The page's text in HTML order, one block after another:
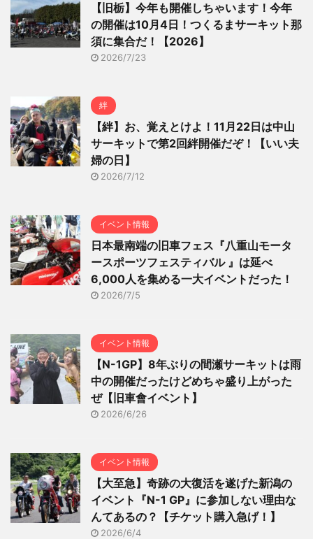
【旧栃】今年も開催しちゃいます！今年
の開催は10月4日！つくるまサーキット那
須に集合だ！【2026】
2026/7/23
絆
【絆】お、覚えとけよ！11月22日は中山
サーキットで第2回絆開催だぞ！【いい夫
婦の日】
2026/7/12
イベント情報
日本最南端の旧車フェス『八重山モータ
ースポーツフェスティバル 』は延べ
6,000人を集める一大イベントだった！
2026/7/5
イベント情報
【N-1GP】8年ぶりの間瀬サーキットは雨
中の開催だったけどめちゃ盛り上がった
ぜ【旧車會イベント】
2026/6/26
イベント情報
【大至急】奇跡の大復活を遂げた新潟の
イベント『N-1 GP』に参加しない理由な
んてあるの？【チケット購入急げ！】
2026/6/4